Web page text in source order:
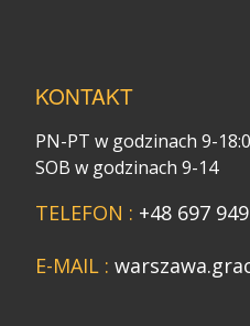
KONTAKT
PN-PT w godzinach 9-
SOB w godzinach 9-14
TELEFON : +48 697
E-MAIL :